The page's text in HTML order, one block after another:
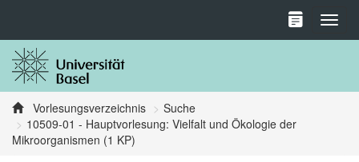
Vorlesungsverzeichnis
Suche
10509-01 - Hauptvorlesung: Vielfalt und Ökologie der
Mikroorganismen (1 KP)